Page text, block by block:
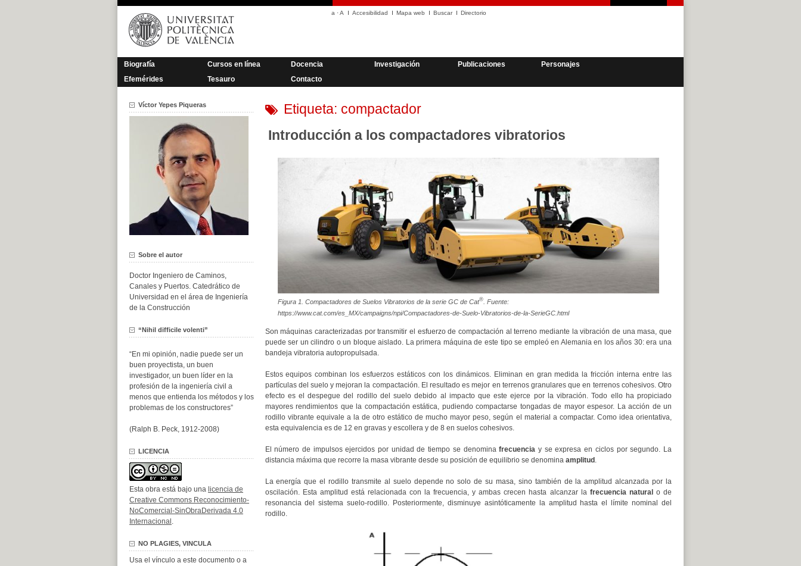
Saltar
contenido
a ·A Accesibilidad Mapa web Buscar Directorio
Biografía Cursos en línea Docencia Investigación Publicaciones
Personajes
Efemérides
Tesauro Contacto
Etiqueta: compactador
Introducción a los compactadores vibratorios
Figura 1. Compactadores de Suelos Vibratorios de la serie GC de Cat®. Fuente:
https://www.cat.com/es_MX/campaigns/npi/Compactadores-de-Suelo-Vibratorios-de-la-SerieGC.html
Son máquinas caracterizadas por transmitir el esfuerzo de compactación al terreno mediante la vibración de una masa, que
puede ser un cilindro o un bloque aislado. La primera máquina de este tipo se empleó en Alemania en los años 30: era una
bandeja vibratoria autopropulsada.
Estos equipos combinan los esfuerzos estáticos con los dinámicos. Eliminan en gran medida la fricción interna entre las
partículas del suelo y mejoran la compactación. El resultado es mejor en terrenos granulares que en terrenos cohesivos. Otro
efecto es el despegue del rodillo del suelo debido al impacto que este ejerce por la vibración. Todo ello ha propiciado
mayores rendimientos que la compactación estática, pudiendo compactarse tongadas de mayor espesor. La acción de un
rodillo vibrante equivale a la de otro estático de mucho mayor peso, según el material a compactar. Como idea orientativa,
esta equivalencia es de 12 en gravas y escollera y de 8 en suelos cohesivos.
El número de impulsos ejercidos por unidad de tiempo se denominafrecuencia y se expresa en ciclos por segundo. La
distancia máxima que recorre la masa vibrante desde su posición de equilibrio se denomina amplitud.
La energía que el rodillo transmite al suelo depende no solo de su masa, sino también de la amplitud alcanzada por la
oscilación.
Esta amplitud está relacionada con la frecuencia, y ambas crecen hasta alcanzar la frecuencia naturalo de
resonancia del sistema suelo-rodillo.
Posteriormente, disminuye asintóticamente la amplitud hasta el límite nominal del
rodillo.
Víctor Yepes Piqueras
Sobre el autor
Doctor Ingeniero de Caminos,
Canales y Puertos. Catedrático de
Universidad en el área de Ingeniería
de la Construcción
“Nihil difficile volenti”
“En mi opinión, nadie puede ser un
buen proyectista, un buen
investigador, un buen líder en la
profesión de la ingeniería civil a
menos que entienda los métodos y los
problemas de los constructores”
(Ralph B. Peck, 1912-2008)
LICENCIA
Esta obra está bajo una licencia de
Creative Commons Reconocimiento-
NoComercial-SinObraDerivada 4.0
Internacional .
NO PLAGIES, VINCULA
Usa el vínculo a este documento o a